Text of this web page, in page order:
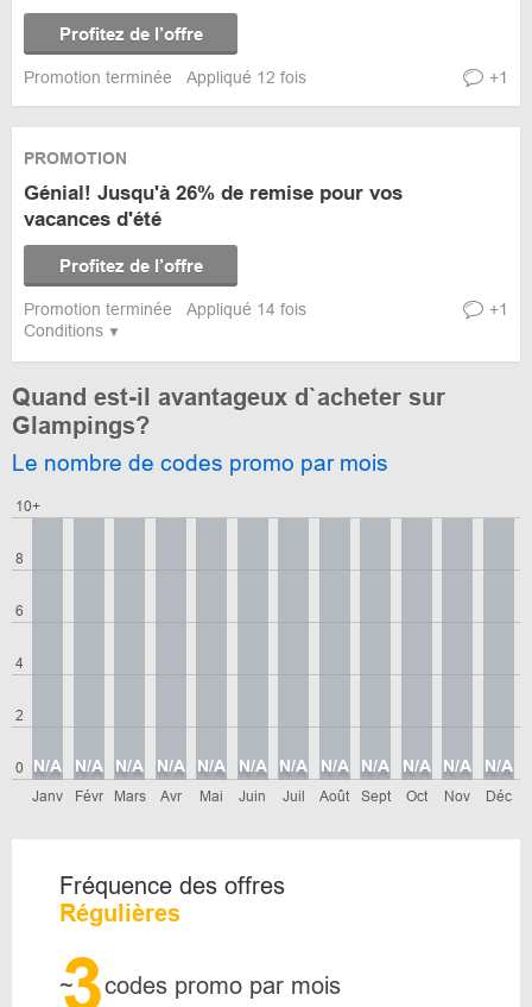
Profitez de l’offre
Promotion terminée Appliqué 12 fois +1
Conditions
PROMOTION
Génial! Jusqu'à 26% de remise pour vos
vacances d'été
Profitez de l’offre
Promotion terminée Appliqué 14 fois +1
Quand est-il avantageux d`acheter sur
Glampings?
Le nombre de codes promo par mois
0
2
4
6
8
10+
Janv
N/A
Févr
N/A
Mars
N/A
Avr
N/A
Mai
N/A
Juin
N/A
Juil
N/A
Août
N/A
Sept
N/A
Oct
N/A
Nov
N/A
Déc
N/A
Fréquence des offres
Régulières
~
3codes promo par mois